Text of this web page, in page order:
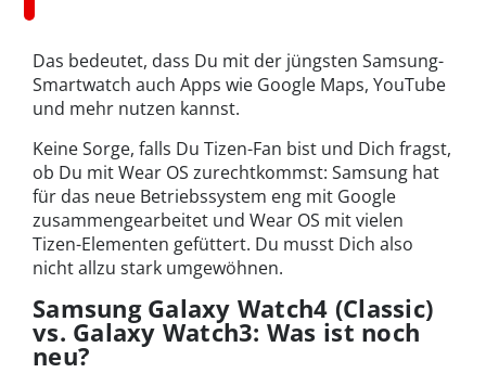
Das bedeutet, dass Du mit der jüngsten Samsung-
Smartwatch auch Apps wie Google Maps, YouTube
und mehr nutzen kannst.
Keine Sorge, falls Du Tizen-Fan bist und Dich fragst,
ob Du mit Wear OS zurechtkommst: Samsung hat
für das neue Betriebssystem eng mit Google
zusammengearbeitet und Wear OS mit vielen
Tizen-Elementen gefüttert. Du musst Dich also
nicht allzu stark umgewöhnen.
Samsung Galaxy Watch4 (Classic)
vs. Galaxy Watch3: Was ist noch
neu?